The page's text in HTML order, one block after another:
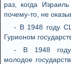
раз, когда
почему-то, не
- В 1948 году
Гурионом
- В 1948 году,
молодое